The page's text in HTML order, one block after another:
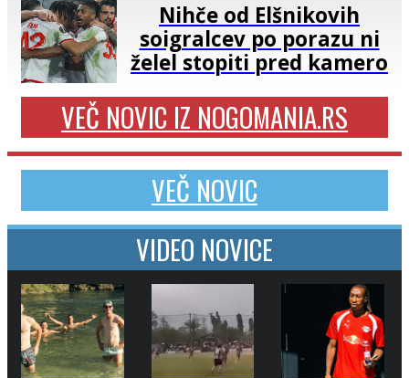
Nihče od Elšnikovih
soigralcev po porazu ni
želel stopiti pred kamero
VEČ NOVIC IZ NOGOMANIA.RS
VEČ NOVIC
VIDEO NOVICE